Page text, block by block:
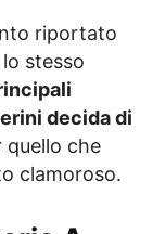
riportato
stesso
decida di
quello che
clamoroso.